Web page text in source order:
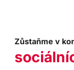
Zůstaňme v